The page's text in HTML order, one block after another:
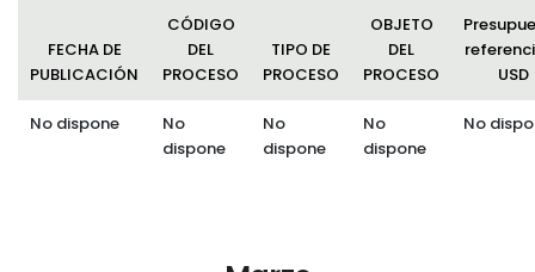
FECHA DE
PUBLICACIÓN
CÓDIGO
DEL
PROCESO
TIPO DE
PROCESO
OBJETO
DEL
PROCESO
USD
No dispone
No
dispone
No
dispone
No
dispone
No